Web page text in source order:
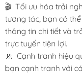
🎬 Tối ưu hóa trải
tương tác, bạn có
thông tin chi tiết và
trực tuyến tiện lợi.
🚸 Cạnh tranh hiệu
bạn cạnh tranh với